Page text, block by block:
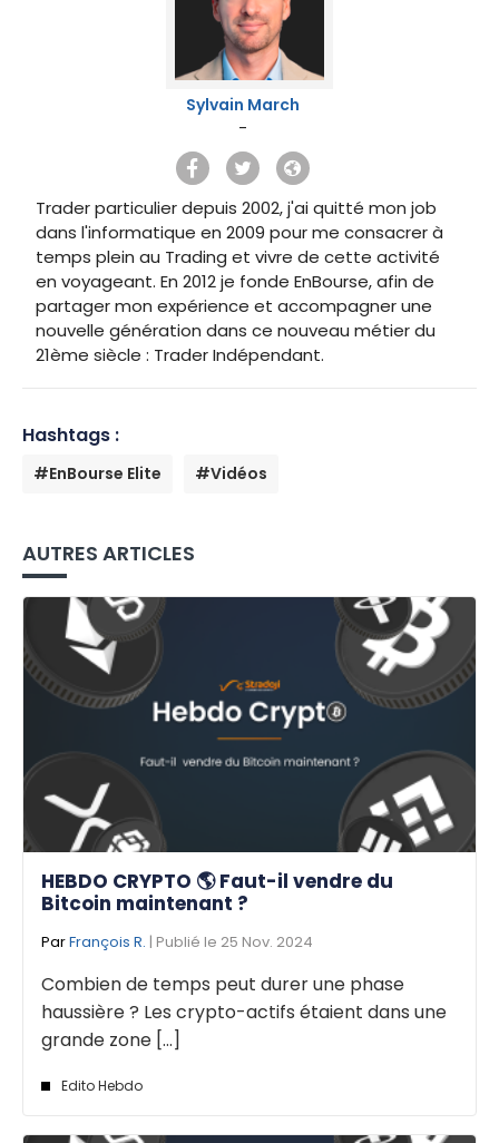
Sylvain March
-
Trader particulier depuis 2002, j'ai quitté mon job
dans l'informatique en 2009 pour me consacrer à
temps plein au Trading et vivre de cette activité
en voyageant. En 2012 je fonde EnBourse, afin de
partager mon expérience et accompagner une
nouvelle génération dans ce nouveau métier du
21ème siècle : Trader Indépendant.
Hashtags :
#EnBourse Elite #Vidéos
AUTRES ARTICLES
HEBDO CRYPTO 🌎 Faut-il vendre du
Bitcoin maintenant ?
ParFrançois R. | Publié le 25 Nov. 2024
Combien de temps peut durer une phase
haussière ? Les crypto-actifs étaient dans une
grande zone [...]
Edito Hebdo